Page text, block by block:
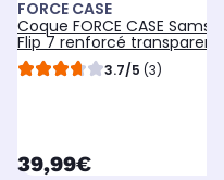
FORCE CASE
Coque FORCE CASE
Flip 7 renforcé transparent
3.7/5 (3)
currentPrice
39,99€